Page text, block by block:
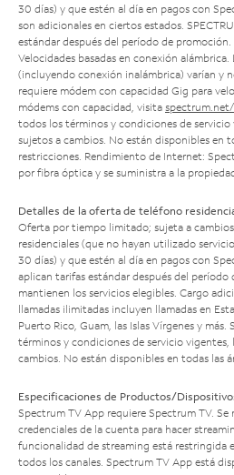
30 días) y que estén al día en pagos con
son adicionales en ciertos estados.
estándar después del período de
Velocidades basadas en conexión alámbrica.
(incluyendo conexión inalámbrica) varían y
requiere módem con capacidad Gig para
módems con capacidad, visita
todos los términos y condiciones de servicio
sujetos a cambios. No están disponibles en
restricciones. Rendimiento de Internet:
por fibra óptica y se suministra a la
Detalles de la oferta de teléfono
Oferta por tiempo limitado; sujeta a
residenciales (que no hayan utilizado
30 días) y que estén al día en pagos con
aplican tarifas estándar después del período
mantienen los servicios elegibles. Cargo
llamadas ilimitadas incluyen llamadas en
Puerto Rico, Guam, las Islas Vírgenes y
términos y condiciones de servicio vigentes,
cambios. No están disponibles en todas las
Especificaciones de Productos/
Spectrum TV App requiere Spectrum TV. Se
credenciales de la cuenta para hacer
funcionalidad de streaming está restringida
todos los canales. Spectrum TV App está